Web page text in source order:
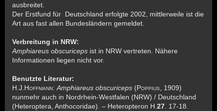
ausbreitet.
Der Erstfund für Deutschland erfolgte 2002, mittlerweile ist die
Art aus fast allen Bundesländern gemeldet.
Verbreitung in NRW:
Amphiareus obscuriceps ist in NRW vertreten. Nähere
Informationen liegen nicht vor.
Benutzte Literatur:
H.J.Hoffmann: Amphiareus obscuriceps (Poppius , 1909)
nunmehr auch in Nordrhein-Westfalen (NRW) / Deutschland
(Heteroptera, Anthocoridae). – Heteropteron H. 27 . 17-18.